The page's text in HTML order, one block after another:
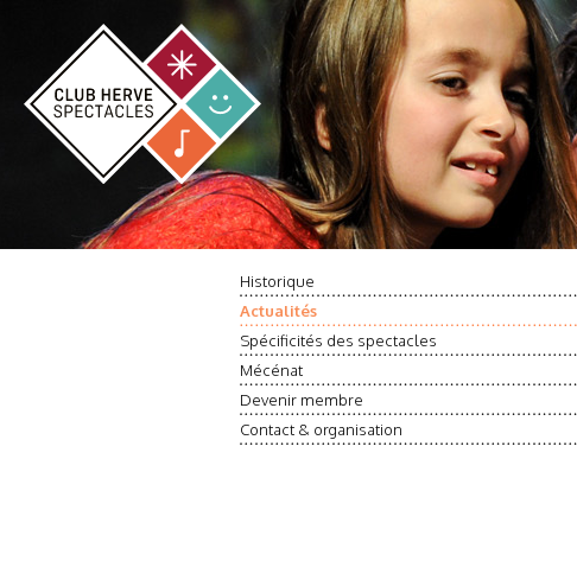
Historique
Actualités
Spécificités des spectacles
Mécénat
Devenir membre
Contact & organisation